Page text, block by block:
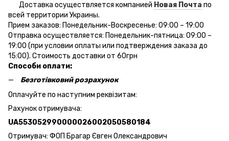
Доставка осуществляется компанией Новая Почта по
всей территории Украины.
Прием заказов: Понедельник-Воскресенье: 09:00 – 19:00
Отправка осуществляется: Понедельник-пятница: 09:00 –
19:00 (при условии оплаты или подтверждения заказа до
15:00). Стоимость доставки от 60грн
Способи оплати:
Безготівковий розрахунок
Оплачуйте по наступним реквізитам:
Рахунок отримувача:
UA553052990000026002050580184
Отримувач: ФОП Брагар Євген Олександрович